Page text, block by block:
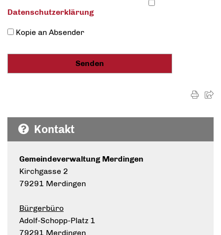
Datenschutz­erklärung
Kopie an Absender
Kontakt
Gemeindeverwaltung Merdingen
Kirchgasse 2
79291 Merdingen
Bürgerbüro
Adolf-Schopp-Platz 1
79291 Merdingen